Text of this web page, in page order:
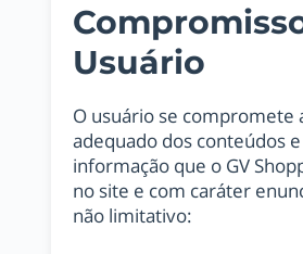
Usuário
O usuário se compromete
adequado dos conteúdos
informação que o GV
no site e com caráter
não limitativo: